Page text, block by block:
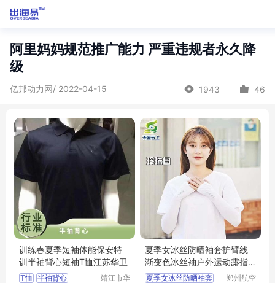
阿里妈妈规范推广能力 严重违规者永久降
级
亿邦动力网/ 2022-04-15 1943 46
训练春夏季短袖体能保安特
训半袖背心短袖T恤江苏华卫
T恤 半袖背心
靖江市华
夏季女冰丝防晒袖套护臂线
渐变色冰丝袖户外运动露指
冰袖袖套批发
夏季女冰丝防晒袖套
郑州航空